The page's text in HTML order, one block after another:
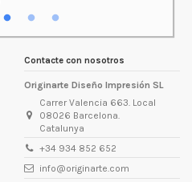
lugar
Contacte con nosotros
Originarte Diseño Impresión SL
Carrer Valencia 663. Local
08026 Barcelona.
Catalunya
+34 934 852 652
info@originarte.com